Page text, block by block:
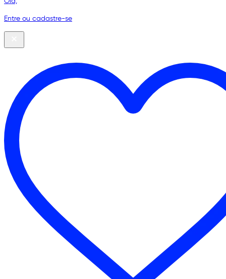
Entre ou cadastre-se